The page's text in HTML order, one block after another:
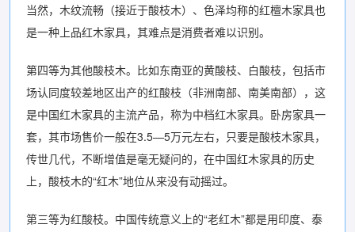
当然，木纹流畅（接近于酸枝木）、色泽均称的红檀木家具也
是一种上品红木家具，其难点是消费者难以识别。
第四等为其他酸枝木。比如东南亚的黄酸枝、白酸枝，包括市
场认同度较差地区出产的红酸枝（非洲南部、南美南部），这
是中国红木家具的主流产品，称为中档红木家具。卧房家具一
套，其市场售价一般在3.5—5万元左右，只要是酸枝木家具，
传世几代，不断增值是毫无疑问的，在中国红木家具的历史
上，酸枝木的“红木”地位从来没有动摇过。
第三等为红酸枝。中国传统意义上的“老红木”都是用印度、泰